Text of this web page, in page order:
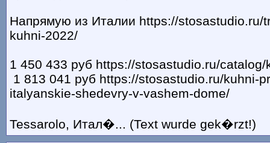
Напрямую из Италии https://stosastudio.ru/
kuhni-2022/
1 450 433 руб https://stosastudio.ru/
1 813 041 руб https://stosastudio.ru/kuhni-
italyanskie-shedevry-v-vashem-dome/
Tessarolo, Итал�... (Text wurde gek�rzt!)